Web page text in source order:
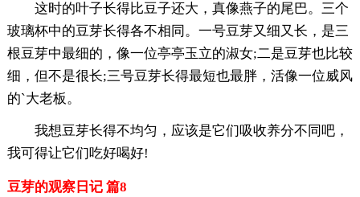
这时的叶子长得比豆子还大，真像燕子的尾巴。三个
玻璃杯中的豆芽长得各不相同。一号豆芽又细又长，是三
根豆芽中最细的，像一位亭亭玉立的淑女;二是豆芽也比较
细，但不是很长;三号豆芽长得最短也最胖，活像一位威风
的`大老板。
我想豆芽长得不均匀，应该是它们吸收养分不同吧，
我可得让它们吃好喝好!
豆芽的观察日记 篇8